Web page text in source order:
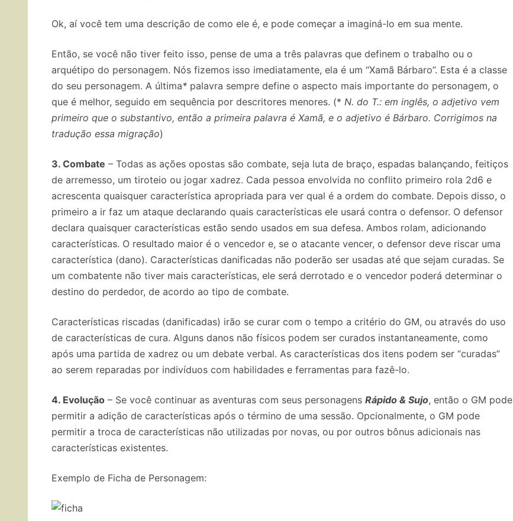
Ok, aí você tem uma descrição de como ele é, e pode começar a imaginá-lo em sua mente.
Então, se você não tiver feito isso, pense de uma a três palavras que definem o trabalho ou o
arquétipo do personagem. Nós fizemos isso imediatamente, ela é um “Xamã Bárbaro”. Esta é a classe
do seu personagem. A última* palavra sempre define o aspecto mais importante do personagem, o
que é melhor, seguido em sequência por descritores menores. (* N. do T.: em inglês, o adjetivo vem
primeiro que o substantivo, então a primeira palavra é Xamã, e o adjetivo é Bárbaro. Corrigimos na
tradução essa migração)
3. Combate – Todas as ações opostas são combate, seja luta de braço, espadas balançando, feitiços
de arremesso, um tiroteio ou jogar xadrez. Cada pessoa envolvida no conflito primeiro rola 2d6 e
acrescenta quaisquer característica apropriada para ver qual é a ordem do combate. Depois disso, o
primeiro a ir faz um ataque declarando quais características ele usará contra o defensor. O defensor
declara quaisquer características estão sendo usados ​​em sua defesa. Ambos rolam, adicionando
características. O resultado maior é o vencedor e, se o atacante vencer, o defensor deve riscar uma
característica (dano). Características danificadas não poderão ser usadas ​​até que sejam curadas. Se
um combatente não tiver mais características, ele será derrotado e o vencedor poderá determinar o
destino do perdedor, de acordo ao tipo de combate.
Características riscadas (danificadas) irão se curar com o tempo a critério do GM, ou através do uso
de características de cura. Alguns danos não físicos podem ser curados instantaneamente, como
após uma partida de xadrez ou um debate verbal. As características dos itens podem ser “curadas”
ao serem reparadas por indivíduos com habilidades e ferramentas para fazê-lo.
4. Evolução – Se você continuar as aventuras com seus personagens Rápido & Sujo, então o GM pode
permitir a adição de características após o término de uma sessão. Opcionalmente, o GM pode
permitir a troca de características não utilizadas por novas, ou por outros bônus adicionais nas
características existentes.
Exemplo de Ficha de Personagem: